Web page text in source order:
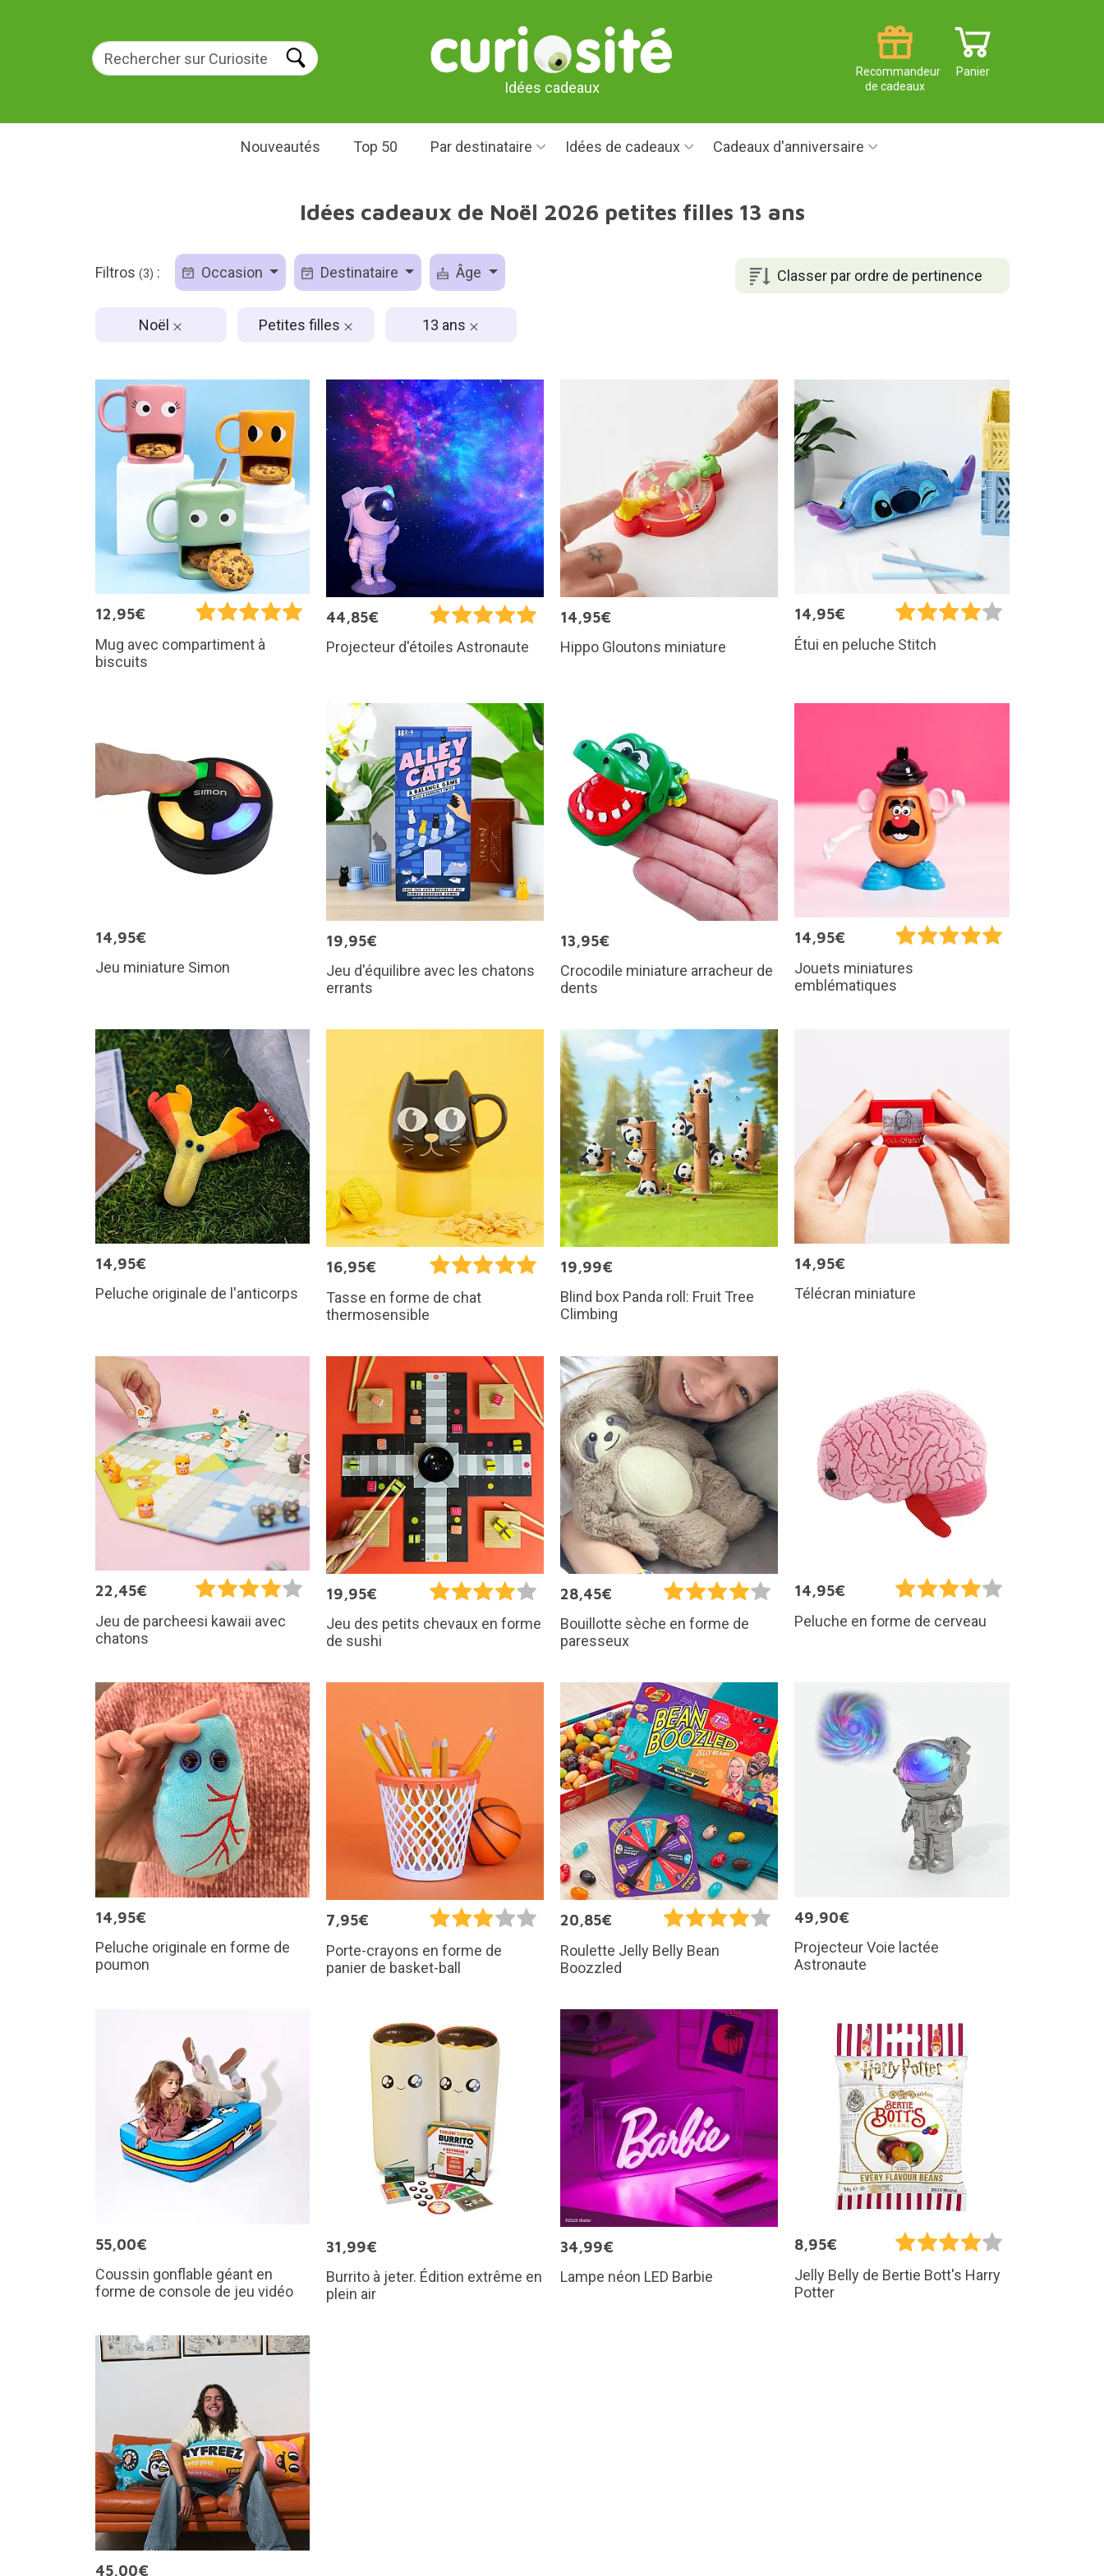
Idées cadeaux
Panier
Recommandeur
de cadeaux
Nouveautés Top 50 Par destinataire Idées de cadeaux Cadeaux d'anniversaire
Idées cadeaux de Noël 2026 petites filles 13 ans
Classer par ordre de pertinence
Filtros (3) : Occasion Destinataire Âge
Noël Petites filles 13 ans
12,95€
Mug avec compartiment à
biscuits
44,85€
Projecteur d'étoiles Astronaute
14,95€
Hippo Gloutons miniature
14,95€
Étui en peluche Stitch
14,95€
Jeu miniature Simon
19,95€
Jeu d'équilibre avec les chatons
errants
13,95€
Crocodile miniature arracheur de
dents
14,95€
Jouets miniatures
emblématiques
14,95€
Peluche originale de l'anticorps
16,95€
Tasse en forme de chat
thermosensible
19,99€
Blind box Panda roll: Fruit Tree
Climbing
14,95€
Télécran miniature
22,45€
Jeu de parcheesi kawaii avec
chatons
19,95€
Jeu des petits chevaux en forme
de sushi
28,45€
Bouillotte sèche en forme de
paresseux
14,95€
Peluche en forme de cerveau
14,95€
Peluche originale en forme de
poumon
7,95€
Porte-crayons en forme de
panier de basket-ball
20,85€
Roulette Jelly Belly Bean
Boozzled
49,90€
Projecteur Voie lactée
Astronaute
55,00€
Coussin gonflable géant en
forme de console de jeu vidéo
31,99€
Burrito à jeter. Édition extrême en
plein air
34,99€
Lampe néon LED Barbie
8,95€
Jelly Belly de Bertie Bott's Harry
Potter
45,00€